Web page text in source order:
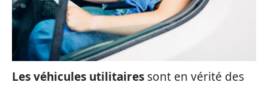
Les véhicules utilitaires sont en vérité des